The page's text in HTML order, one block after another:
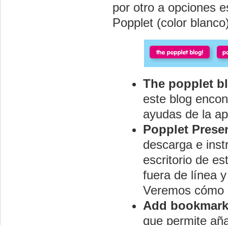
por otro a opciones
Popplet (color
The popplet
este blog
ayudas de la
Popplet
descarga e
escritorio de
fuera de línea
Veremos
Add
que permite